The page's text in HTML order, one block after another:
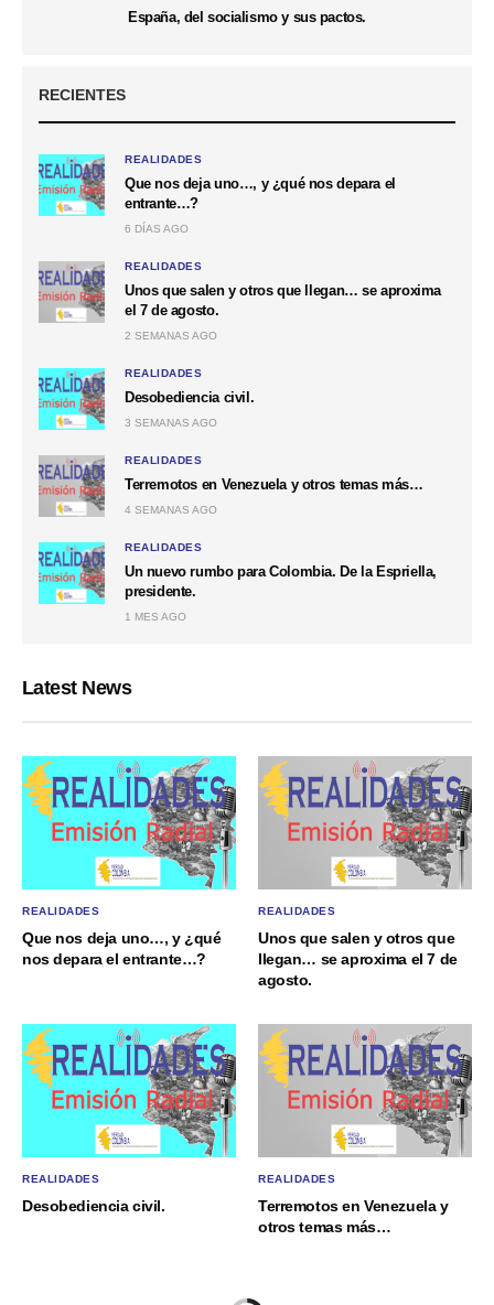
España, del socialismo y sus pactos.
RECIENTES
REALIDADES
Que nos deja uno…, y ¿qué nos depara el
entrante…?
6 DÍAS AGO
REALIDADES
Unos que salen y otros que llegan… se aproxima
el 7 de agosto.
2 SEMANAS AGO
REALIDADES
Desobediencia civil.
3 SEMANAS AGO
REALIDADES
Terremotos en Venezuela y otros temas más…
4 SEMANAS AGO
REALIDADES
Un nuevo rumbo para Colombia. De la Espriella,
presidente.
1 MES AGO
Latest News
REALIDADES
Que nos deja uno…, y ¿qué
nos depara el entrante…?
REALIDADES
Unos que salen y otros que
llegan… se aproxima el 7 de
agosto.
REALIDADES
Desobediencia civil.
REALIDADES
Terremotos en Venezuela y
otros temas más…